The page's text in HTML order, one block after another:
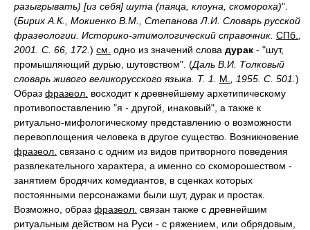
разыгрывать) [из себя] шута (паяца, клоуна, скомороха)".
(Бирих А.К., Мокиенко В.М., Степанова Л.И. Словарь русской
фразеологии. Историко-этимологический справочник. СПб.
2001. С. 66, 172. ) см. одно из значений слова дурак - "шут,
промышляющий дурью, шутовством". (Даль В.И. Толковый
словарь живого великорусского языка. Т. 1.
М. , 1955. С. 501. )
Образ фразеол. восходит к древнейшему архетипическому
противопоставлению "я - другой, инаковый", а также к
ритуально-мифологическому представлению о возможности
перевоплощения человека в другое существо. Возникновение
фразеол. связано с одним из видов притворного поведения
развлекательного характера, а именно со скоморошеством -
занятием бродячих комедиантов, в сценках которых
постоянными персонажами были шут, дурак и простак.
Возможно, образ фразеол. связан также с древнейшим
ритуальным действом на Руси - с ряжением, или обрядовым,